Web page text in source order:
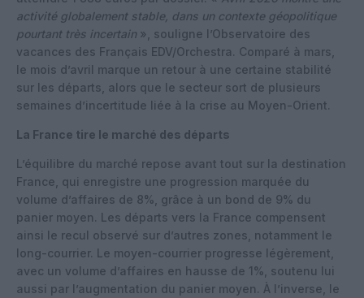
activité globalement stable, dans un contexte géopolitique
pourtant très incertain », souligne l’Observatoire des
vacances des Français EDV/Orchestra. Comparé à mars,
le mois d’avril marque un retour à une certaine stabilité
sur les départs, alors que le secteur sort de plusieurs
semaines d’incertitude liée à la crise au Moyen-Orient.
La France tire le marché des départs
L’équilibre du marché repose avant tout sur la destination
France, qui enregistre une progression marquée du
volume d’affaires de 8%, grâce à un bond de 9% du
panier moyen. Les départs vers la France compensent
ainsi le recul observé sur d’autres zones, notamment le
long-courrier. Le moyen-courrier progresse légèrement,
avec un volume d’affaires en hausse de 1%, soutenu lui
aussi par l’augmentation du panier moyen. À l’inverse, le